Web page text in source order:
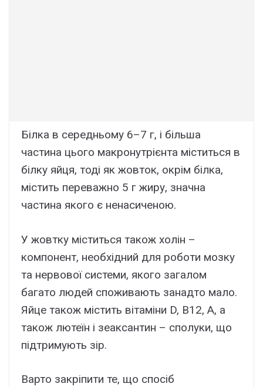
Білка в середньому 6–7 г, і більша
частина цього макронутрієнта міститься в
білку яйця, тоді як жовток, окрім білка,
містить переважно 5 г жиру, значна
частина якого є ненасиченою.
У жовтку міститься також холін –
компонент, необхідний для роботи мозку
та нервової системи, якого загалом
багато людей споживають занадто мало.
Яйце також містить вітаміни D, B12, A, а
також лютеїн і зеаксантин – сполуки, що
підтримують зір.
Варто закріпити те, що спосіб